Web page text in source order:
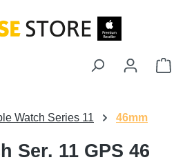
Watch Series 11 46mm
Ser. 11 GPS 46